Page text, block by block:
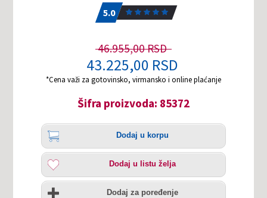
5.0
46.955,00 RSD
43.225,00 RSD
*Cena važi za gotovinsko, virmansko i online plaćanje
Šifra proizvoda: 85372
Količina
Dodaj
korpu
Dodaj u korpu
Dodaj
listu
želja
Dodaj u listu želja
Uporedi
Dodaj za poređenje